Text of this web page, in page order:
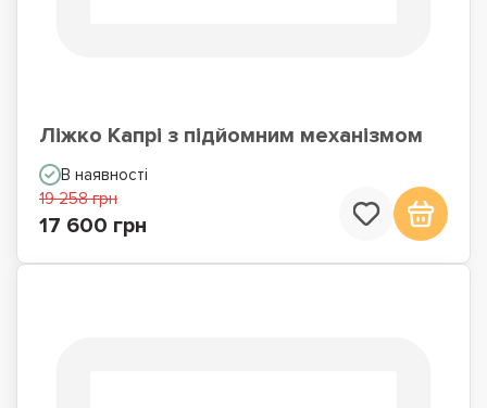
Ліжко Капрі з підйомним механізмом
В наявності
19 258 грн
17 600 грн